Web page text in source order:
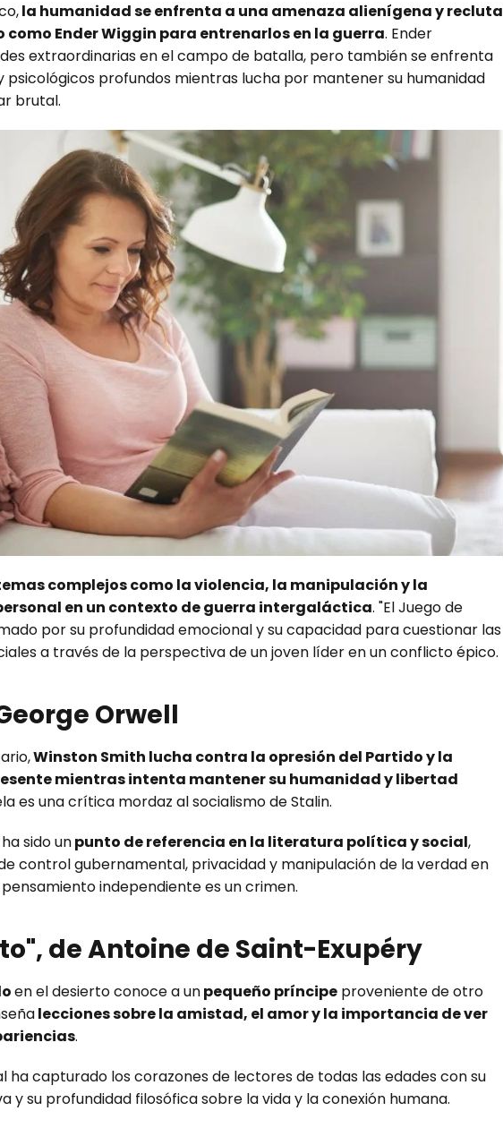
la humanidad se enfrenta a una amenaza alienígena y recluta
como Ender Wiggin para entrenarlos en la guerra. Ender
extraordinarias en el campo de batalla, pero también se enfrenta
psicológicos profundos mientras lucha por mantener su humanidad
brutal.
complejos como la violencia, la manipulación y la
en un contexto de guerra intergaláctica. "El Juego de
por su profundidad emocional y su capacidad para cuestionar las
a través de la perspectiva de un joven líder en un conflicto épico.
Orwell
Winston Smith lucha contra la opresión del Partido y la
mientras intenta mantener su humanidad y libertad
es una crítica mordaz al socialismo de Stalin.
sido unpunto de referencia en la literatura política y social,
control gubernamental, privacidad y manipulación de la verdad en
independiente es un crimen.
de Antoine de Saint-Exupéry
en el desierto conoce a unpequeño príncipe proveniente de otro
lecciones sobre la amistad, el amor y la importancia de ver
.
ha capturado los corazones de lectores de todas las edades con su
y su profundidad filosófica sobre la vida y la conexión humana.